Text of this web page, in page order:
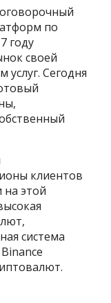
по
году
своей
услуг. Сегодня
клиентов
этой
система